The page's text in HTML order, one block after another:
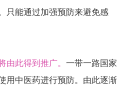
只能通过加强预防来避免感
由此得到推广。 一带一路国家
用中医药进行预防。由此逐渐